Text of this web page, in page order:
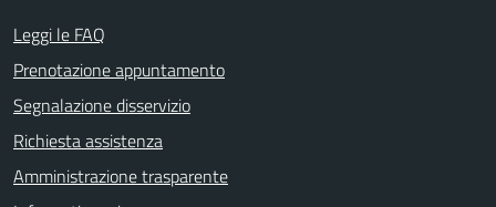
Leggi le FAQ
Prenotazione appuntamento
Segnalazione disservizio
Richiesta assistenza
Amministrazione trasparente